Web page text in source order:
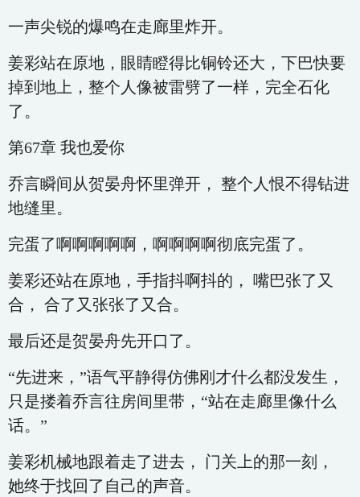
一声尖锐的爆鸣在走廊里炸开。
姜彩站在原地，眼睛瞪得比铜铃还大，下巴快要
掉到地上，整个人像被雷劈了一样，完全石化
了。
第67章 我也爱你
乔言瞬间从贺晏舟怀里弹开， 整个人恨不得钻进
地缝里。
完蛋了啊啊啊啊啊，啊啊啊啊彻底完蛋了。
姜彩还站在原地，手指抖啊抖的， 嘴巴张了又
合， 合了又张张了又合。
最后还是贺晏舟先开口了。
“先进来，”语气平静得仿佛刚才什么都没发生，
只是搂着乔言往房间里带，“站在走廊里像什么
话。”
姜彩机械地跟着走了进去， 门关上的那一刻，
她终于找回了自己的声音。